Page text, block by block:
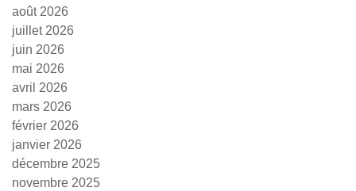
août 2026
juillet 2026
juin 2026
mai 2026
avril 2026
mars 2026
février 2026
janvier 2026
décembre 2025
novembre 2025